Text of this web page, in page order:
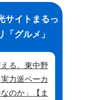
サイトまるっ
「グルメ」
る。東中野
力派ベーカ
のか」【ま